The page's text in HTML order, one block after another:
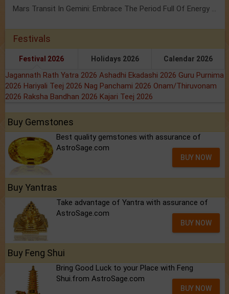
Mars Transit In Gemini: Embrace The Period Full Of Energy & Intelligence
Festivals
Festival 2026 Holidays 2026 Calendar 2026
Jagannath Rath Yatra 2026 Ashadhi Ekadashi 2026 Guru Purnima
2026 Hariyali Teej 2026 Nag Panchami 2026 Onam/Thiruvonam
2026 Raksha Bandhan 2026 Kajari Teej 2026
Buy Gemstones
Best quality gemstones with assurance of
AstroSage.com
BUY NOW
Buy Yantras
Take advantage of Yantra with assurance of
AstroSage.com
BUY NOW
Buy Feng Shui
Bring Good Luck to your Place with Feng
Shui.from AstroSage.com
BUY NOW